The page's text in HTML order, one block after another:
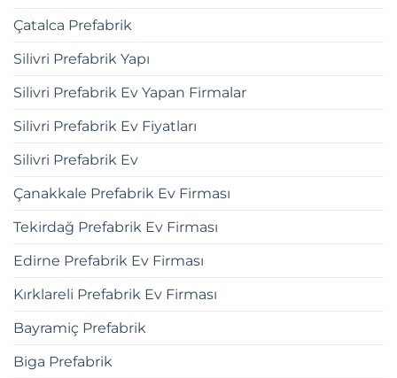
Çatalca Prefabrik
Silivri Prefabrik Yapı
Silivri Prefabrik Ev Yapan Firmalar
Silivri Prefabrik Ev Fiyatları
Silivri Prefabrik Ev
Çanakkale Prefabrik Ev Firması
Tekirdağ Prefabrik Ev Firması
Edirne Prefabrik Ev Firması
Kırklareli Prefabrik Ev Firması
Bayramiç Prefabrik
Biga Prefabrik